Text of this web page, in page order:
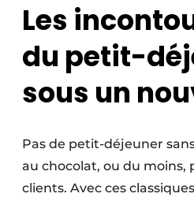
Les
du petit-
sous un
Pas de petit-déjeuner
au chocolat, ou du moins,
clients. Avec ces